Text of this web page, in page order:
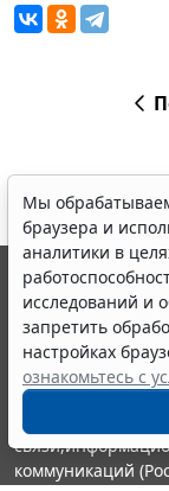
Мы
браузера и
аналитики в
исследований и
запретить
настройках
ознакомьтесь с
© ООО "НПП
выпускается с
являются
информации
Портал ГАРАНТ.РУ
издания
коммуникаций